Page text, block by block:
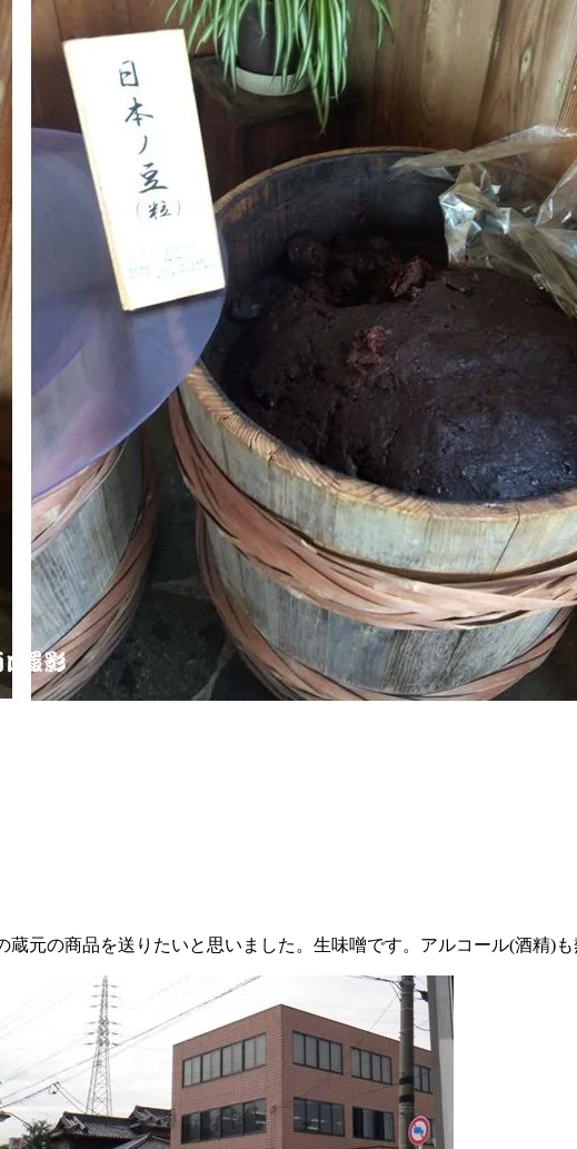
元の商品を送りたいと思いました。生味噌です。アルコール(酒精)も